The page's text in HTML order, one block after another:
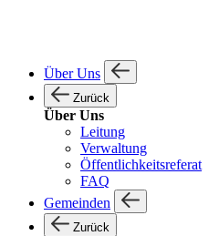
Über Uns
Zurück
Über Uns
Leitung
Verwaltung
Öffentlichkeitsreferat
FAQ
Gemeinden
Zurück